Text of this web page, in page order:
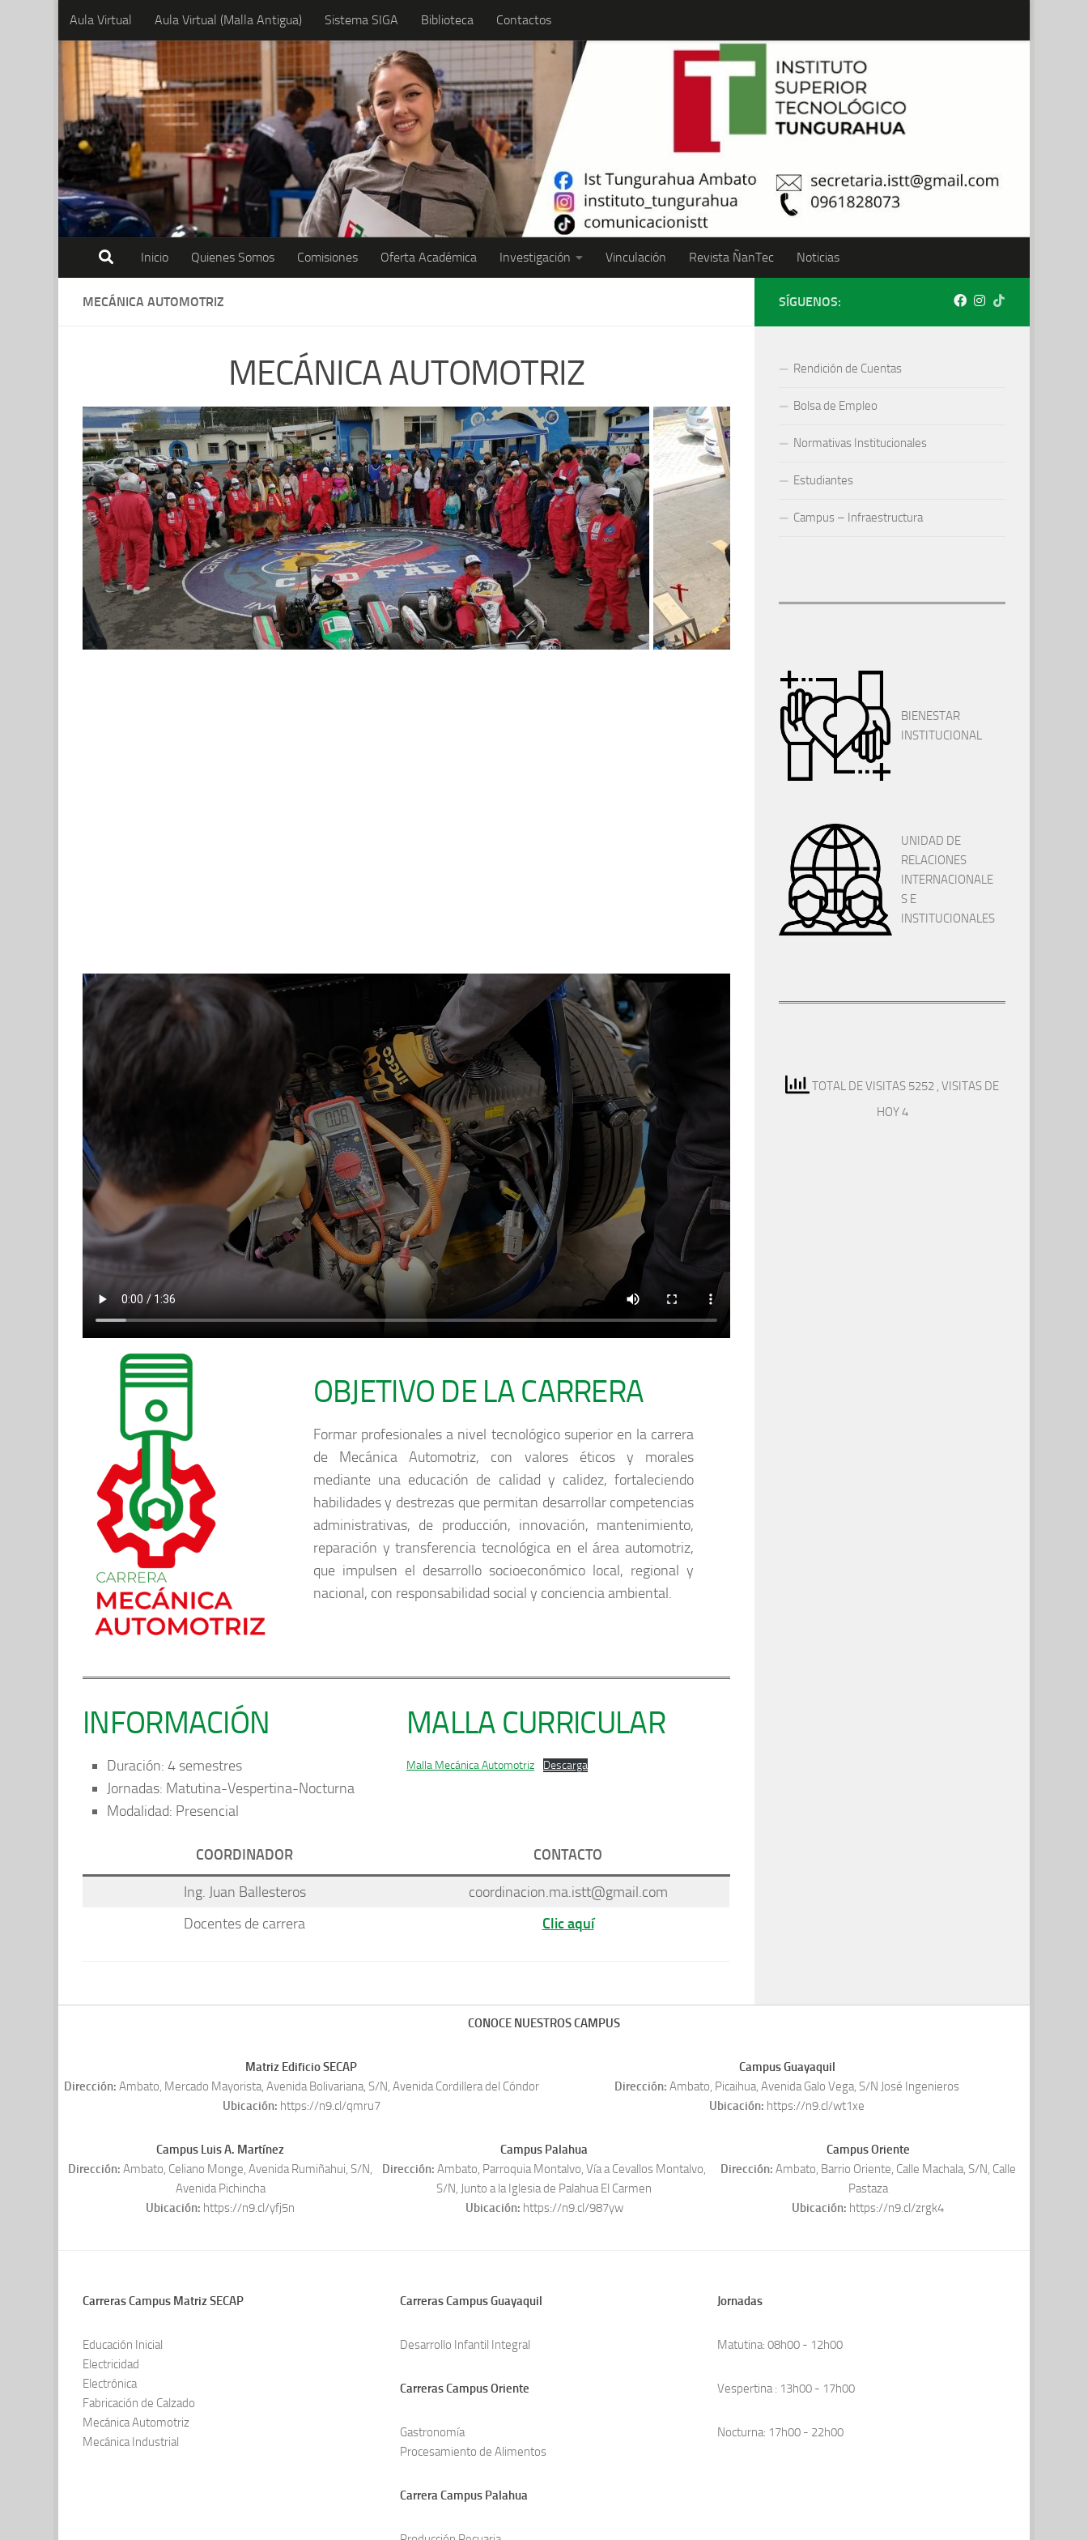
Skip to content
Aula Virtual Aula Virtual (Malla Antigua) Sistema SIGA Biblioteca Contactos
Inicio Quienes Somos Comisiones Oferta Académica Investigación Vinculación Revista ÑanTec Noticias
MECÁNICA AUTOMOTRIZ
MECÁNICA AUTOMOTRIZ
OBJETIVO DE LA CARRERA
Formar profesionales a nivel tecnológico superior en la carrera
de Mecánica Automotriz, con valores éticos y morales
mediante una educación de calidad y calidez, fortaleciendo
habilidades y destrezas que permitan desarrollar competencias
administrativas, de producción, innovación, mantenimiento,
reparación y transferencia tecnológica en el área automotriz,
que impulsen el desarrollo socioeconómico local, regional y
nacional, con responsabilidad social y conciencia ambiental.
INFORMACIÓN
Duración: 4 semestres
Jornadas: Matutina-Vespertina-Nocturna
Modalidad: Presencial
MALLA CURRICULAR
Malla Mecánica Automotriz Descarga
COORDINADOR CONTACTO
Ing. Juan Ballesteros
coordinacion.ma.istt@gmail.com
Docentes de carrera
Clic aquí
SÍGUENOS:
Rendición de Cuentas
Bolsa de Empleo
Normativas Institucionales
Estudiantes
Campus – Infraestructura
BIENESTAR
INSTITUCIONAL
UNIDAD DE
RELACIONES
INTERNACIONALE
S E
INSTITUCIONALES
TOTAL DE VISITAS 5252 , VISITAS DE
HOY 4
CONOCE NUESTROS CAMPUS
Matriz Edificio SECAP
Dirección: Ambato, Mercado Mayorista, Avenida Bolivariana, S/N, Avenida Cordillera del Cóndor
Ubicación: https://n9.cl/qmru7
Campus Guayaquil
Dirección: Ambato, Picaihua, Avenida Galo Vega, S/N José Ingenieros
Ubicación: https://n9.cl/wt1xe
Campus Luis A. Martínez
Dirección: Ambato, Celiano Monge, Avenida Rumiñahui, S/N,
Avenida Pichincha
Ubicación: https://n9.cl/yfj5n
Campus Palahua
Dirección: Ambato, Parroquia Montalvo, Vía a Cevallos Montalvo,
S/N, Junto a la Iglesia de Palahua El Carmen
Ubicación: https://n9.cl/987yw
Campus Oriente
Dirección: Ambato, Barrio Oriente, Calle Machala, S/N, Calle
Pastaza
Ubicación: https://n9.cl/zrgk4
Carreras Campus Matriz SECAP
Educación Inicial
Electricidad
Electrónica
Fabricación de Calzado
Mecánica Automotriz
Mecánica Industrial
Carreras Campus Guayaquil
Desarrollo Infantil Integral
Carreras Campus Oriente
Gastronomía
Procesamiento de Alimentos
Carrera Campus Palahua
Jornadas
Matutina: 08h00 - 12h00
Vespertina : 13h00 - 17h00
Nocturna: 17h00 - 22h00